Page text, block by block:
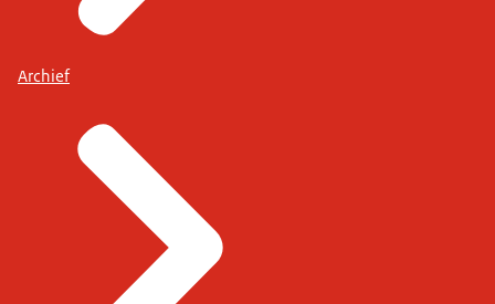
privépost .
brieven en pakketten
Archief